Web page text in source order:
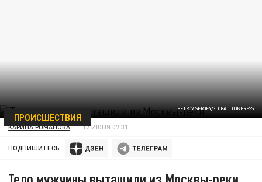
PETROV SERGEY/GLOBALLOOKPRESS
ПРОИСШЕСТВИЯ
КАРИНА РОМАНОВА 17 ИЮНЯ 07:31
ПОДПИШИТЕСЬ: